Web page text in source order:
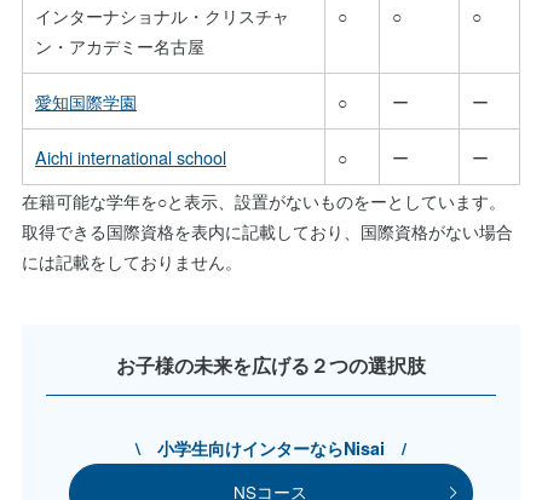
インターナショナル・クリスチャ
ン・アカデミー名古屋
○ ○ ○
愛知国際学園 ○ ー ー
Aichi international school ○ ー
ー
在籍可能な学年を○と表示、設置がないものをーとしています。
取得できる国際資格を表内に記載しており、国際資格がない場合
には記載をしておりません。
お子様の未来を広げる２つの選択肢
\ 小学生向けインターならNisai /
NSコース